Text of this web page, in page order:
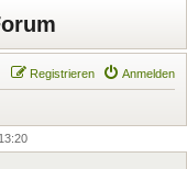
Anmelden
Registrieren